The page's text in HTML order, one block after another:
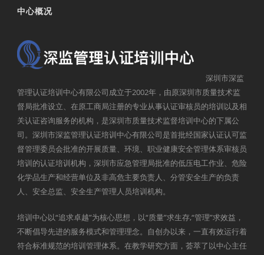
中心概况
深圳市深监
管理认证培训中心有限公司成立于2002年，由原深圳市质量技术监
督局批准设立、在原工商局注册的专业从事认证审核员的培训以及相
关认证咨询服务的机构，是深圳市质量技术监督培训中心的下属公
司。深圳市深监管理认证培训中心有限公司是首批经国家认证认可监
督管理委员会批准的开展质量、环境、职业健康安全管理体系审核员
培训的认证培训机构，深圳市应急管理局批准的低压电工作业、危险
化学品生产和经营单位及非高危主要负责人、分管安全生产的负责
人、安全总监、安全生产管理人员培训机构。
培训中心以“追求卓越”为核心思想，以“质量”求生存,“管理”求效益，
不断倡导先进的服务模式和管理理念。自创办以来，一直有效运行着
符合标准规范的培训管理体系。在教学研究方面，荟萃了以中心主任